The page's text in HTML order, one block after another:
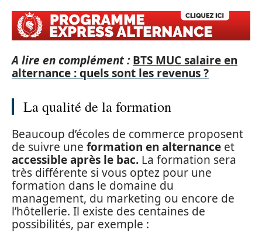
A lire en complément : BTS MUC salaire en
alternance : quels sont les revenus ?
La qualité de la formation
Beaucoup d’écoles de commerce proposent
de suivre une formation en alternance et
accessible après le bac. La formation sera
très différente si vous optez pour une
formation dans le domaine du
management, du marketing ou encore de
l’hôtellerie. Il existe des centaines de
possibilités, par exemple :